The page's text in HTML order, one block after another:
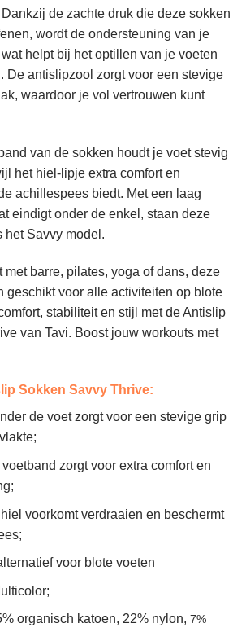
de zachte druk die deze sokken
wordt de ondersteuning van je
helpt bij het optillen van je voeten
De antislipzool zorgt voor een stevige
waardoor je vol vertrouwen kunt
van de sokken houdt je voet stevig
het hiel-lipje extra comfort en
achillespees biedt. Met een laag
eindigt onder de enkel, staan deze
het Savvy model.
met barre, pilates, yoga of dans, deze
geschikt voor alle activiteiten op blote
stabiliteit en stijl met de Antislip
van Tavi. Boost jouw workouts met
Sokken Savvy Thrive:
de voet zorgt voor een stevige grip
zorgt voor extra comfort en
voorkomt verdraaien en beschermt
voor blote voeten
organisch katoen, 22% nylon, 7%